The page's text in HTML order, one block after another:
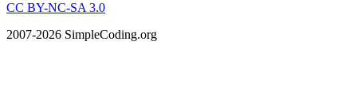
CC BY-NC-SA 3.0
2007-2026 SimpleCoding.org